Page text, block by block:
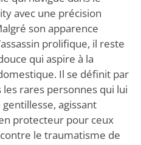
avec une précision
son apparence
prolifique, il reste
qui aspire à la
Il se définit par
rares personnes qui lui
agissant
protecteur pour ceux
contre le traumatisme de